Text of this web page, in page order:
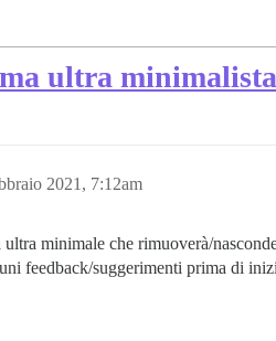
ultra
2021, 7:12am
minimale che rimuoverà/
feedback/suggerimenti prima di